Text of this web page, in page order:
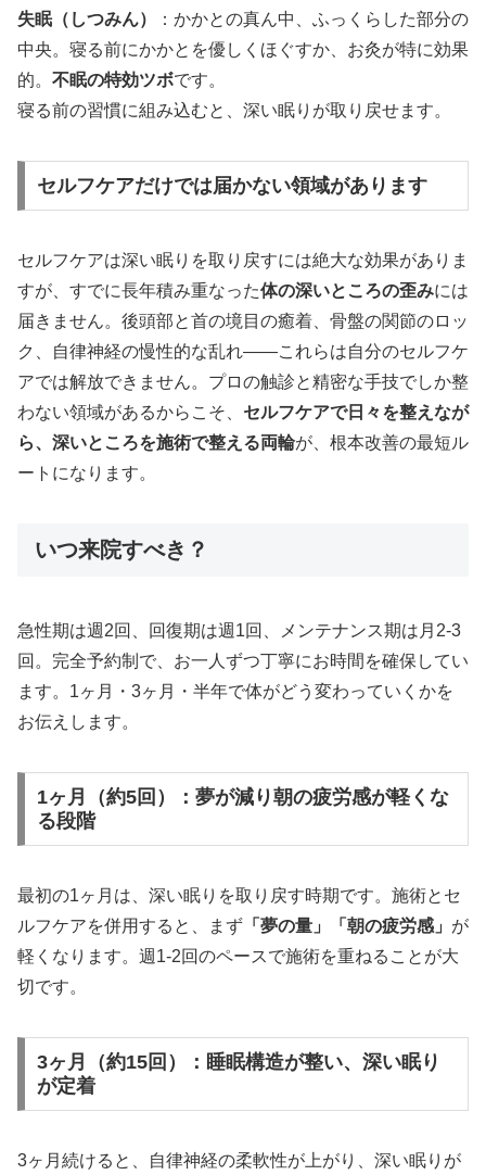
失眠（しつみん）
：かかとの真ん中、ふっくらした部分の
中央。寝る前にかかとを優しくほぐすか、お灸が特に効果
的。 不眠の特効ツボです。
寝る前の習慣に組み込むと、深い眠りが取り戻せます。
セルフケアだけでは届かない領域があります
セルフケアは深い眠りを取り戻すには絶大な効果がありま
すが、すでに長年積み重なった体の深いところの歪みには
届きません。後頭部と首の境目の癒着、骨盤の関節のロッ
ク、自律神経の慢性的な乱れ——これらは自分のセルフケ
アでは解放できません。プロの触診と精密な手技でしか整
わない領域があるからこそ、 セルフケアで日々を整えなが
ら、深いところを施術で整える両輪が、根本改善の最短ル
ートになります。
いつ来院すべき？
急性期は週2回、回復期は週1回、メンテナンス期は月2-3
回。完全予約制で、お一人ずつ丁寧にお時間を確保してい
ます。1ヶ月・3ヶ月・半年で体がどう変わっていくかを
お伝えします。
1ヶ月（約5回）：夢が減り朝の疲労感が軽くな
る段階
最初の1ヶ月は、深い眠りを取り戻す時期です。施術とセ
ルフケアを併用すると、まず 「夢の量」「朝の疲労感」 が
軽くなります。週1-2回のペースで施術を重ねることが大
切です。
3ヶ月（約15回）：睡眠構造が整い、深い眠り
が定着
3ヶ月続けると、自律神経の柔軟性が上がり、深い眠りが